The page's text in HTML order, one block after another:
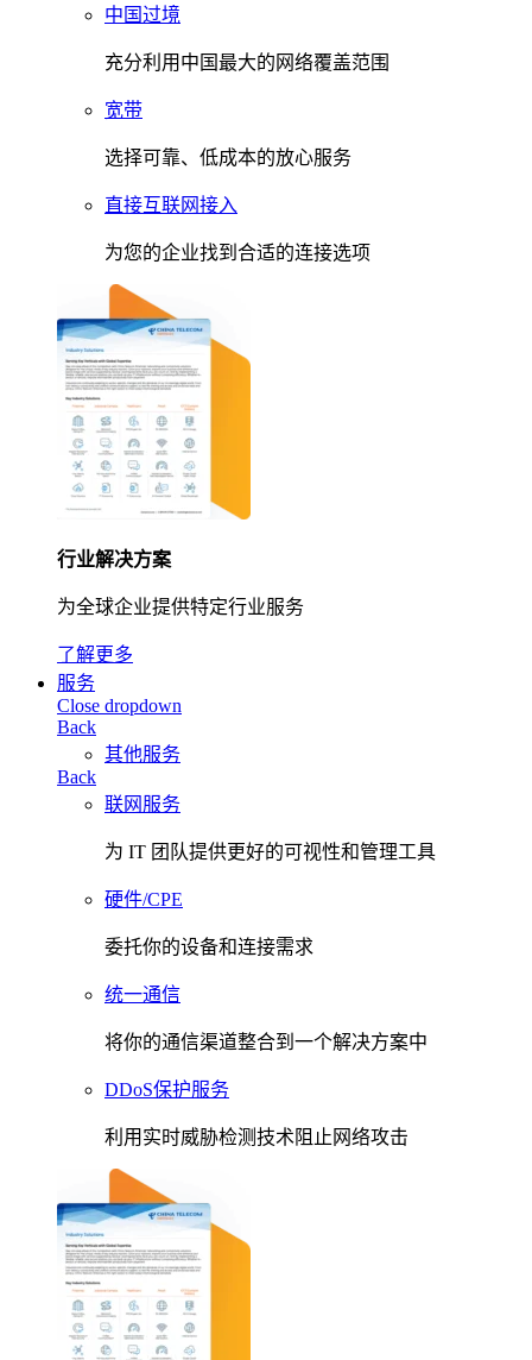
中国过境
充分利用中国最大的网络覆盖范围
宽带
选择可靠、低成本的放心服务
直接互联网接入
为您的企业找到合适的连接选项
行业解决方案
为全球企业提供特定行业服务
了解更多
服务
Close dropdown
Back
其他服务
Back
联网服务
为 IT 团队提供更好的可视性和管理工具
硬件/CPE
委托你的设备和连接需求
统一通信
将你的通信渠道整合到一个解决方案中
DDoS保护服务
利用实时威胁检测技术阻止网络攻击